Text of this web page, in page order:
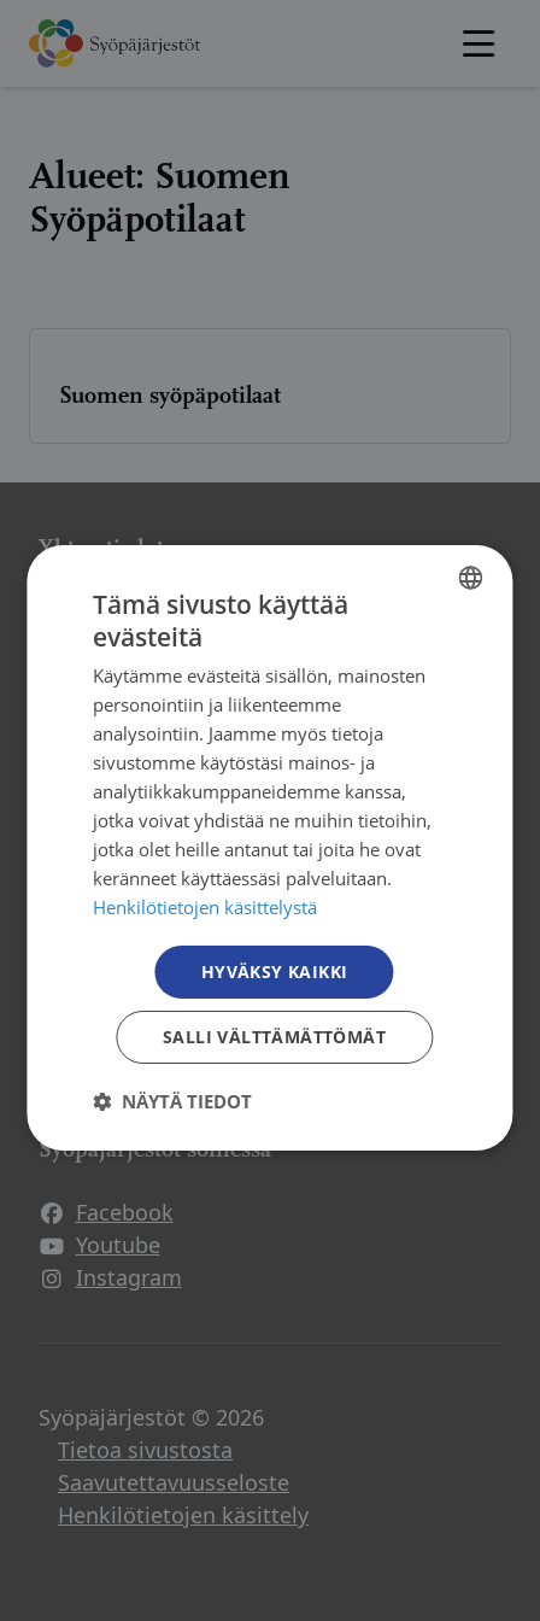
Hyppää
sisältöön
Alueet: Suomen
Syöpäpotilaat
Suomen syöpäpotilaat
Yhteystiedot
Syöpäjärjestöt
Mäkelänkatu 2, 4. kerros
00500 Helsinki
puh. 09 135 331
tiedotus@cancer.fi
Tilaa uutiskirje
Osallistu toimintaan
Tule mukaan
Mitä me teemme?
Jäsenyys
Vapaaehtoistoiminta
Syöpäjärjestöt somessa
Facebook
Avautuu uuteen ikkunaan
Youtube
Avautuu uuteen ikkunaan
Instagram
Avautuu uuteen ikkunaan
Syöpäjärjestöt © 2026
Tietoa sivustosta
Saavutettavuusseloste
Henkilötietojen käsittely
FINNISH
Tämä sivusto käyttää
evästeitä
Käytämme evästeitä sisällön, mainosten
personointiin ja liikenteemme
analysointiin. Jaamme myös tietoja
sivustomme käytöstäsi mainos- ja
analytiikkakumppaneidemme kanssa,
jotka voivat yhdistää ne muihin tietoihin,
jotka olet heille antanut tai joita he ovat
keränneet käyttäessäsi palveluitaan.
Henkilötietojen käsittelystä
HYVÄKSY KAIKKI
SALLI VÄLTTÄMÄTTÖMÄT
NÄYTÄ TIEDOT